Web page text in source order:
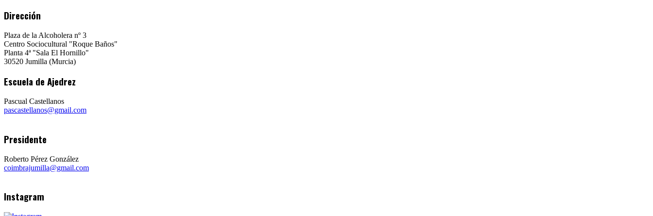
Dirección
Plaza de la Alcoholera nº 3
Centro Sociocultural "Roque Baños"
Planta 4ª "Sala El Hornillo"
30520 Jumilla (Murcia)
Escuela de Ajedrez
Pascual Castellanos
pascastellanos@gmail.com
Presidente
Roberto Pérez González
coimbrajumilla@gmail.com
Instagram